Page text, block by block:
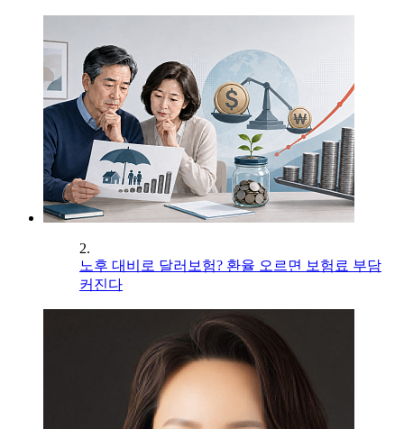
2.
노후 대비로 달러보험? 환율 오르면 보험료 부담
커진다